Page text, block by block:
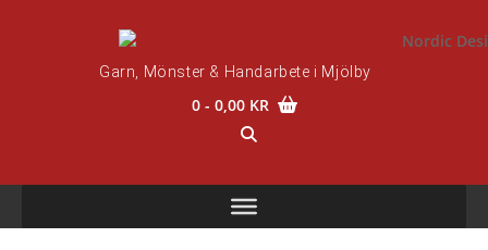
Garn, Mönster & Handarbete i Mjölby
0- 0,00 KR